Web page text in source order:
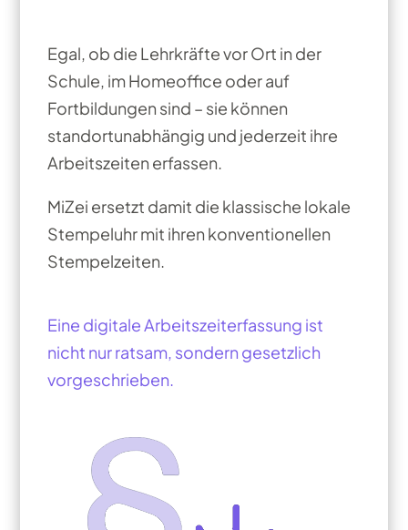
Egal, ob die Lehrkräfte vor Ort in der
Schule, im Homeoffice oder auf
Fortbildungen sind – sie können
standortunabhängig und jederzeit ihre
Arbeitszeiten erfassen.
MiZei ersetzt damit die klassische lokale
Stempeluhr mit ihren konventionellen
Stempelzeiten.
​Eine digitale Arbeitszeiterfassung ist
nicht nur ratsam, sondern gesetzlich
vorgeschrieben.